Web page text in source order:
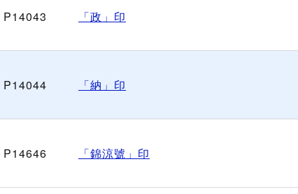
P14043 「政」印
P14044 「納」印
P14646 「錦涼號」印